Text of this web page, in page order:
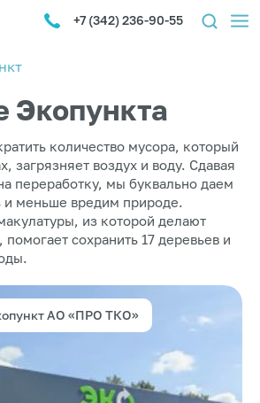
+7 (342) 236-90-55
Экопункта
количество мусора, который
загрязняет воздух и воду. Сдавая
переработку, мы буквально даем
и меньше вредим природе.
из которой делают
сохранить 17 деревьев и
АО «ПРО ТКО»